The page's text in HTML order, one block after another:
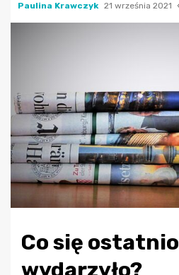
Paulina Krawczyk 21 września 2021
Co się ostatnio